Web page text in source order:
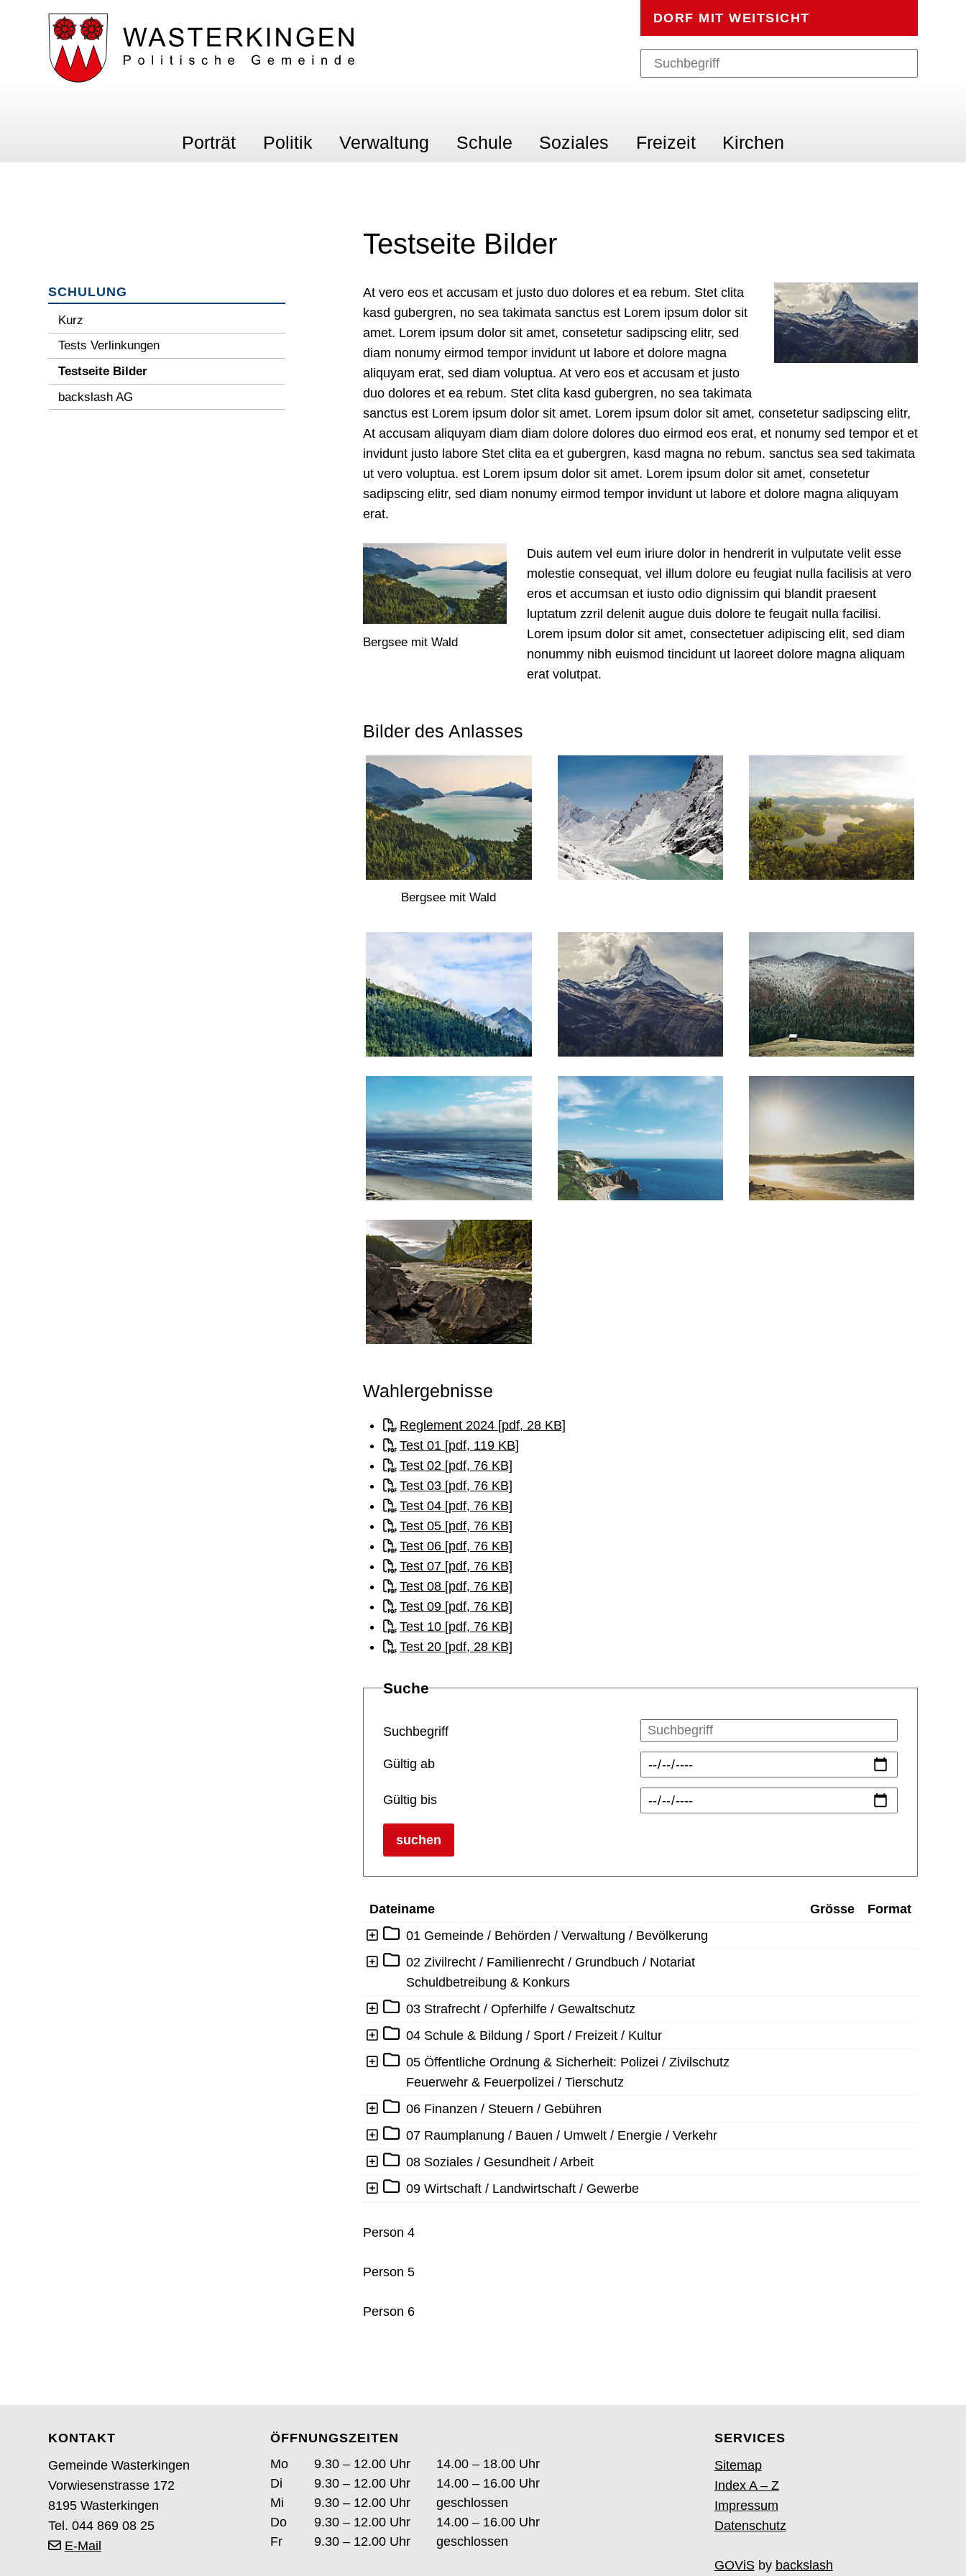
Navigieren in Wasterkingen
Schnellnavigation DORF MIT WEITSICHT
Suche
Suchbegriff
Porträt Politik Verwaltung Schule Soziales Freizeit Kirchen
Subnavigation
SCHULUNG
Kurz
Tests Verlinkungen
Testseite Bilder
backslash AG
Testseite Bilder
At vero eos et accusam et justo duo dolores et ea rebum. Stet clita
kasd gubergren, no sea takimata sanctus est Lorem ipsum dolor sit
amet. Lorem ipsum dolor sit amet, consetetur sadipscing elitr, sed
diam nonumy eirmod tempor invidunt ut labore et dolore magna
aliquyam erat, sed diam voluptua. At vero eos et accusam et justo
duo dolores et ea rebum. Stet clita kasd gubergren, no sea takimata
sanctus est Lorem ipsum dolor sit amet. Lorem ipsum dolor sit amet, consetetur sadipscing elitr,
At accusam aliquyam diam diam dolore dolores duo eirmod eos erat, et nonumy sed tempor et et
invidunt justo labore Stet clita ea et gubergren, kasd magna no rebum. sanctus sea sed takimata
ut vero voluptua. est Lorem ipsum dolor sit amet. Lorem ipsum dolor sit amet, consetetur
sadipscing elitr, sed diam nonumy eirmod tempor invidunt ut labore et dolore magna aliquyam
erat.
Bergsee mit Wald
Duis autem vel eum iriure dolor in hendrerit in vulputate velit esse
molestie consequat, vel illum dolore eu feugiat nulla facilisis at vero
eros et accumsan et iusto odio dignissim qui blandit praesent
luptatum zzril delenit augue duis dolore te feugait nulla facilisi.
Lorem ipsum dolor sit amet, consectetuer adipiscing elit, sed diam
nonummy nibh euismod tincidunt ut laoreet dolore magna aliquam
erat volutpat.
Bilder des Anlasses
Bergsee mit Wald
Wahlergebnisse
Reglement 2024 [pdf, 28 KB]
Test 01 [pdf, 119 KB]
Test 02 [pdf, 76 KB]
Test 03 [pdf, 76 KB]
Test 04 [pdf, 76 KB]
Test 05 [pdf, 76 KB]
Test 06 [pdf, 76 KB]
Test 07 [pdf, 76 KB]
Test 08 [pdf, 76 KB]
Test 09 [pdf, 76 KB]
Test 10 [pdf, 76 KB]
Test 20 [pdf, 28 KB]
Suche
Suchbegriff
Gültig ab
Gültig bis
suchen
Dateiname Grösse
Format
Ebene 1:01 Gemeinde / Behörden / Verwaltung / Bevölkerung
Ebene 1:02 Zivilrecht / Familienrecht / Grundbuch / Notariat
Schuldbetreibung & Konkurs
Ebene 1:03 Strafrecht / Opferhilfe / Gewaltschutz
Ebene 1:04 Schule & Bildung / Sport / Freizeit / Kultur
Ebene 1:05 Öffentliche Ordnung & Sicherheit: Polizei / Zivilschutz
Feuerwehr & Feuerpolizei / Tierschutz
Ebene 1:06 Finanzen / Steuern / Gebühren
Ebene 1:07 Raumplanung / Bauen / Umwelt / Energie / Verkehr
Ebene 1:08 Soziales / Gesundheit / Arbeit
Ebene 1:09 Wirtschaft / Landwirtschaft / Gewerbe
Person 4
Person 5
Person 6
FooterKONTAKT
Gemeinde Wasterkingen
Vorwiesenstrasse 172
8195 Wasterkingen
Tel. 044 869 08 25
E-Mail
ÖFFNUNGSZEITEN
Wochentag
Öffnungszeiten Vormittag Öffnungszeiten Nachmittag
Montag 9.30 – 12.00 Uhr
14.00 – 18.00 Uhr
Di enstag9.30 – 12.00 Uhr
14.00 – 16.00 Uhr
Mi ttwoch9.30 – 12.00 Uhr
geschlossen
Donnerstag9.30 – 12.00 Uhr
14.00 – 16.00 Uhr
Fritag 9.30 – 12.00 Uhr geschlossen
SERVICES
Sitemap
Index A – Z
Impressum
Datenschutz
GOViSby backslash